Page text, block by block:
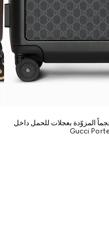
المزوّدة بعجلات للحمل داخل